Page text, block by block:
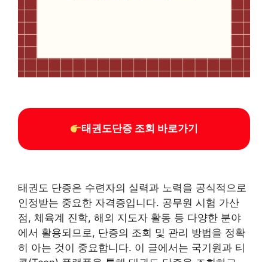
태권도단증 조회 바로가기
태권도 단증은 수련자의 실력과 노력을 공식적으로
인정받는 중요한 자격증입니다. 공무원 시험 가산
점, 체육계 진학, 해외 지도자 활동 등 다양한 분야
에서 활용되므로, 단증의 조회 및 관리 방법을 정확
히 아는 것이 중요합니다. 이 글에서는 국기원과 티